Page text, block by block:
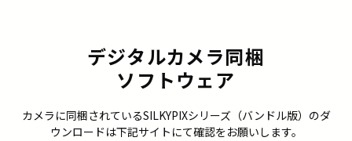
デジタルカメラ同梱
ソフトウェア
カメラに同梱されているSILKYPIXシリーズ（バンドル版）のダ
ウンロードは下記サイトにて確認をお願いします。